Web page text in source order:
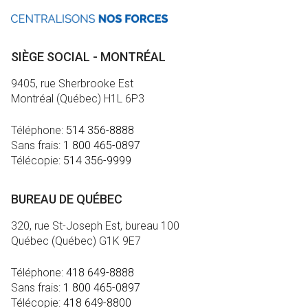
SIÈGE SOCIAL - MONTRÉAL
9405, rue Sherbrooke Est
Montréal (Québec) H1L 6P3
Téléphone: 514 356-8888
Sans frais: 1 800 465-0897
Télécopie: 514 356-9999
BUREAU DE QUÉBEC
320, rue St-Joseph Est, bureau 100
Québec (Québec) G1K 9E7
Téléphone: 418 649-8888
Sans frais: 1 800 465-0897
Télécopie: 418 649-8800